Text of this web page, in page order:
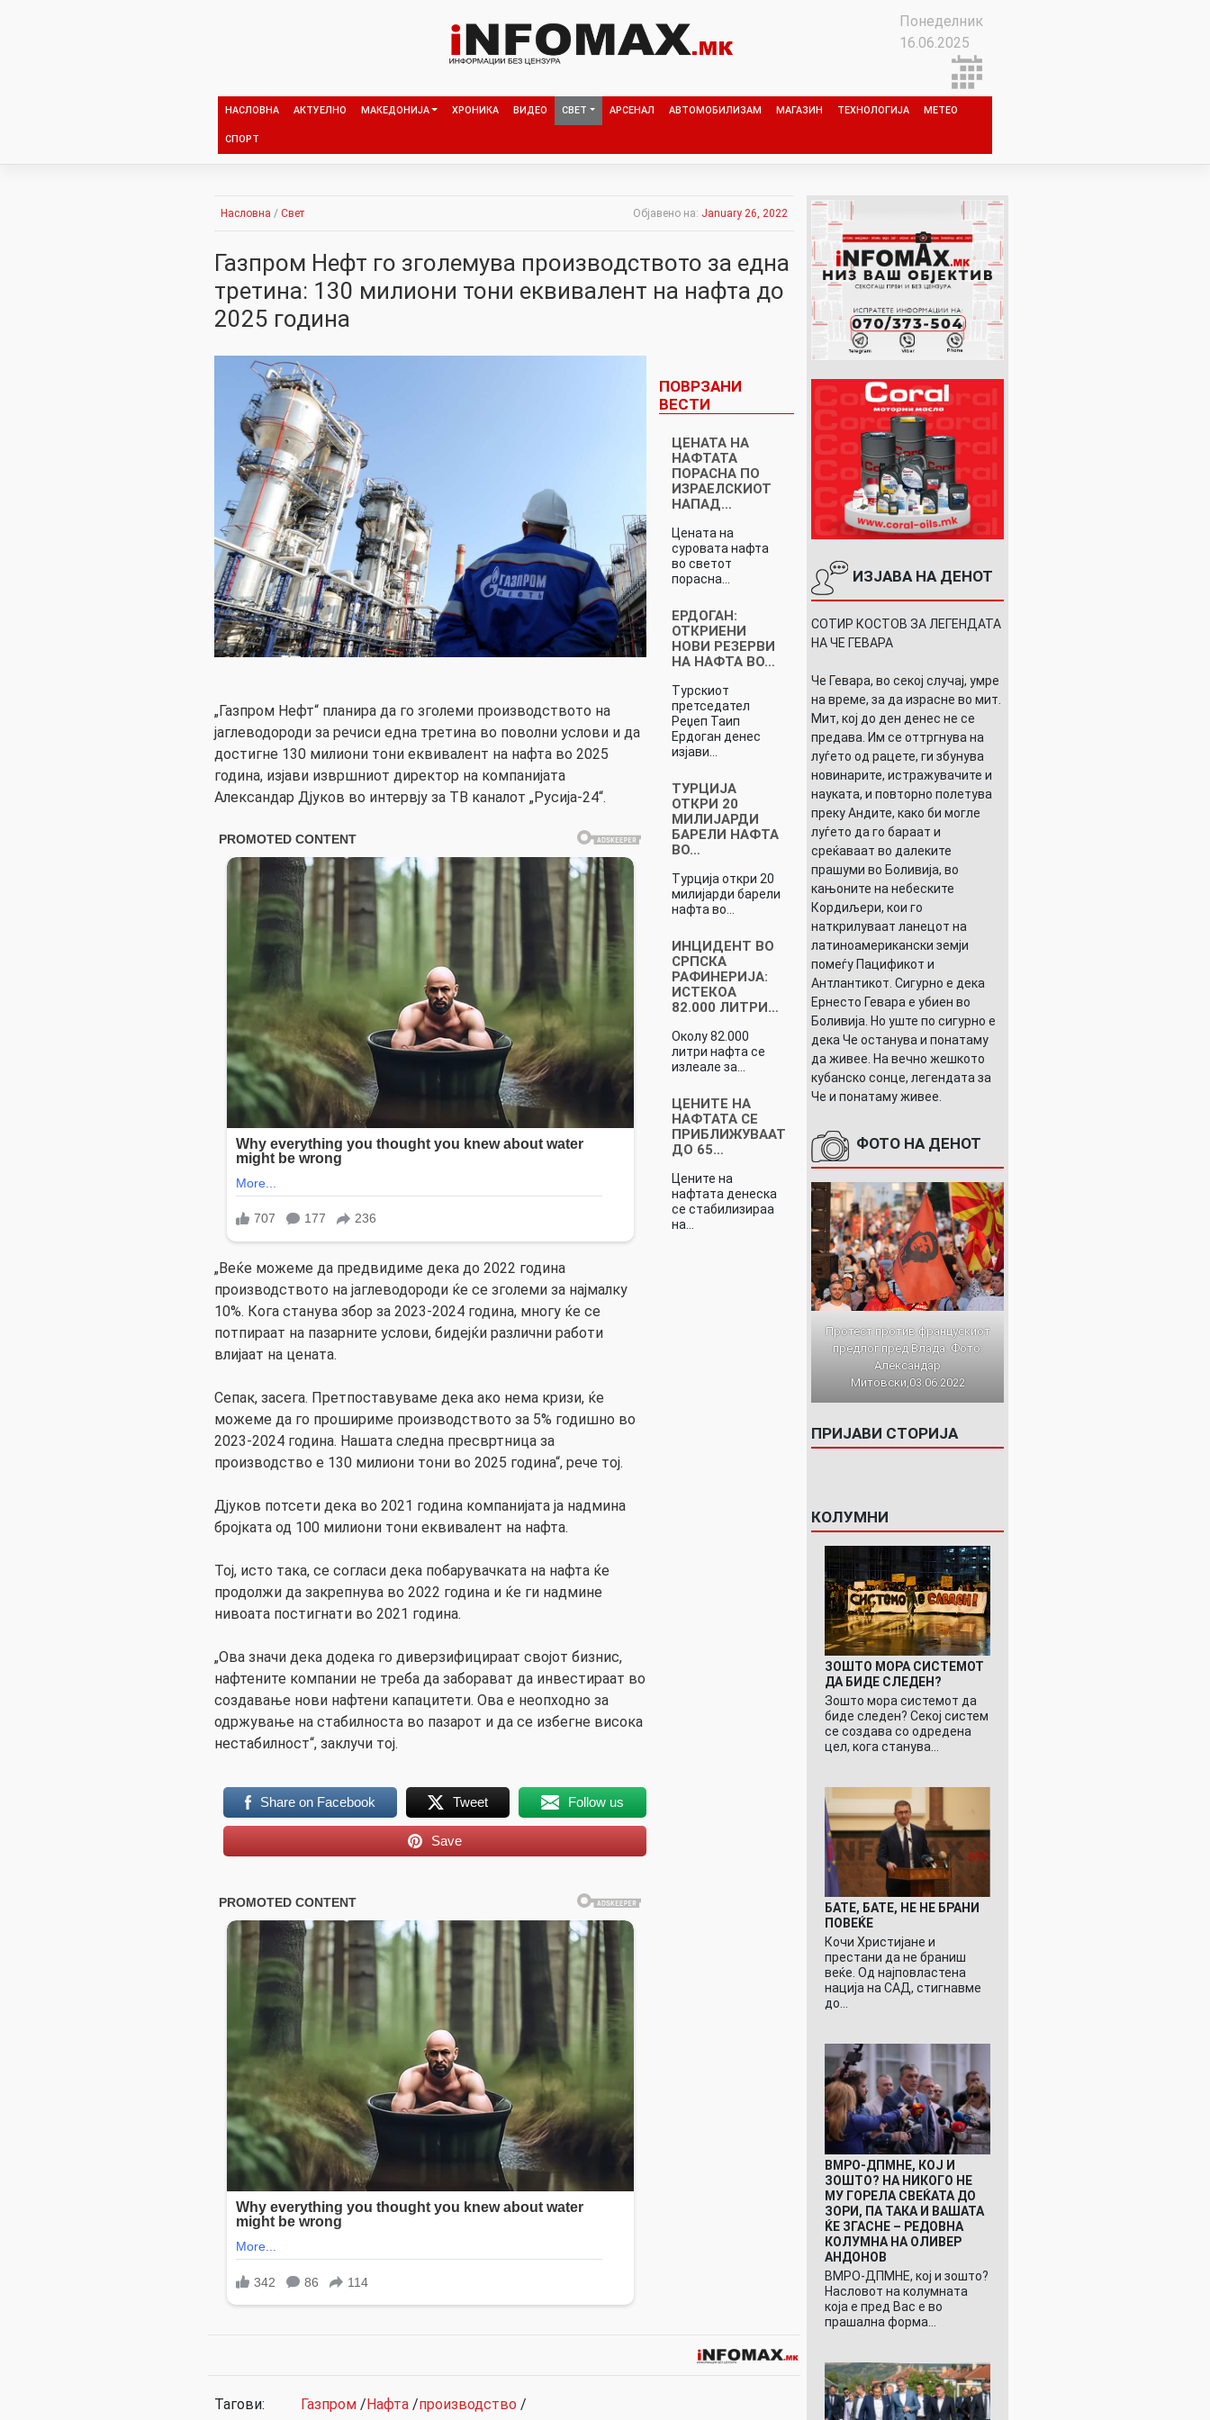
Понеделник
16.06.2025
НАСЛОВНА АКТУЕЛНО МАКЕДОНИЈА ХРОНИКА ВИДЕО СВЕТ АРСЕНАЛ АВТОМОБИЛИЗАМ МАГАЗИН ТЕХНОЛОГИЈА МЕТЕО
СПОРТ
Насловна / Свет Објавено на: January 26, 2022
Газпром Нефт го зголемува производството за една
третина: 130 милиони тони еквивалент на нафта до
2025 година
„Газпром Нефт“ планира да го зголеми производството на
јаглеводороди за речиси една третина во поволни услови и да
достигне 130 милиони тони еквивалент на нафта во 2025
година, изјави извршниот директор на компанијата
Александар Дјуков во интервју за ТВ каналот „Русија-24“.
„Веќе можеме да предвидиме дека до 2022 година
производството на јаглеводороди ќе се зголеми за најмалку
10%. Кога станува збор за 2023-2024 година, многу ќе се
потпираат на пазарните услови, бидејќи различни работи
влијаат на цената.
Сепак, засега. Претпоставуваме дека ако нема кризи, ќе
можеме да го прошириме производството за 5% годишно во
2023-2024 година. Нашата следна пресвртница за
производство е 130 милиони тони во 2025 година“, рече тој.
Дјуков потсети дека во 2021 година компанијата ја надмина
бројката од 100 милиони тони еквивалент на нафта.
Тој, исто така, се согласи дека побарувачката на нафта ќе
продолжи да закрепнува во 2022 година и ќе ги надмине
нивоата постигнати во 2021 година.
„Ова значи дека додека го диверзифицираат својот бизнис,
нафтените компании не треба да заборават да инвестираат во
создавање нови нафтени капацитети. Ова е неопходно за
одржување на стабилноста во пазарот и да се избегне висока
нестабилност“, заклучи тој.
Share on Facebook Tweet Follow us
Save
ПОВРЗАНИ
ВЕСТИ
ЦЕНАТА НА
НАФТАТА
ПОРАСНА ПО
ИЗРАЕЛСКИОТ
НАПАД…
Цената на
суровата нафта
во светот
порасна…
ЕРДОГАН:
ОТКРИЕНИ
НОВИ РЕЗЕРВИ
НА НАФТА ВО…
Турскиот
претседател
Реџеп Таип
Ердоган денес
изјави…
ТУРЦИЈА
ОТКРИ 20
МИЛИЈАРДИ
БАРЕЛИ НАФТА
ВО…
Турција откри 20
милијарди барели
нафта во…
ИНЦИДЕНТ ВО
СРПСКА
РАФИНЕРИЈА:
ИСТЕКОА
82.000 ЛИТРИ…
Околу 82.000
литри нафта се
излеале за…
ЦЕНИТЕ НА
НАФТАТА СЕ
ПРИБЛИЖУВААТ
ДО 65…
Цените на
нафтата денеска
се стабилизираа
на…
Тагови: Газпром / Нафта /производство /
ИЗЈАВА НА ДЕНОТ
СОТИР КОСТОВ ЗА ЛЕГЕНДАТА
НА ЧЕ ГЕВАРА
Че Гевара, во секој случај, умре
на време, за да израсне во мит.
Мит, кој до ден денес не се
предава. Им се оттргнува на
луѓето од рацете, ги збунува
новинарите, истражувачите и
науката, и повторно полетува
преку Андите, како би могле
луѓето да го бараат и
среќаваат во далеките
прашуми во Боливија, во
кањоните на небеските
Кордиљери, кои го
наткрилуваат ланецот на
латиноамерикански земји
помеѓу Пацификот и
Антлантикот. Сигурно е дека
Ернесто Гевара е убиен во
Боливија. Но уште по сигурно е
дека Че останува и понатаму
да живее. На вечно жешкото
кубанско сонце, легендата за
Че и понатаму живее.
ФОТО НА ДЕНОТ
Протест против францускиот
предлог пред Влада. Фото:
Александар
Митовски,03.06.2022
ПРИЈАВИ СТОРИЈА
КОЛУМНИ
ЗОШТО МОРА СИСТЕМОТ
ДА БИДЕ СЛЕДЕН?
Зошто мора системот да
биде следен? Секој систем
се создава со одредена
цел, кога станува…
БАТЕ, БАТЕ, НЕ НЕ БРАНИ
ПОВЕЌЕ
Кочи Христијане и
престани да не браниш
веќе. Од најповластена
нација на САД, стигнавме
до…
ВМРО-ДПМНЕ, КОЈ И
ЗОШТО? НА НИКОГО НЕ
МУ ГОРЕЛА СВЕЌАТА ДО
ЗОРИ, ПА ТАКА И ВАШАТА
ЌЕ ЗГАСНЕ – РЕДОВНА
КОЛУМНА НА ОЛИВЕР
АНДОНОВ
ВМРО-ДПМНЕ, кој и зошто?
Насловот на колумната
која е пред Вас е во
прашална форма…